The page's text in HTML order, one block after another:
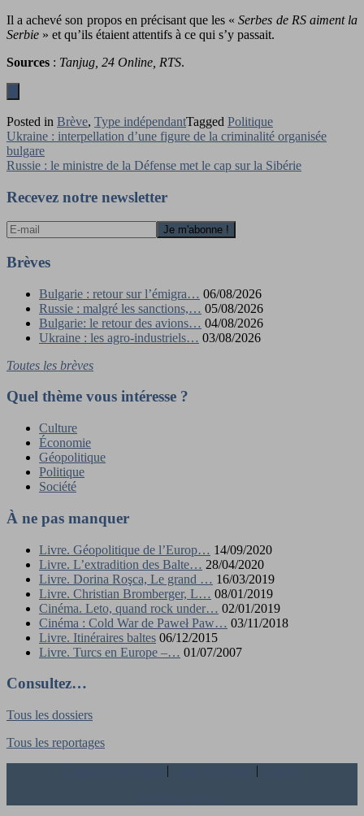
Il a achevé son propos en précisant que les «Serbes de RS aiment la
Serbie » et qu’ils étaient attentifs à ce qui s’y passait.
Sources : Tanjug, 24 Online , RTS.
Posted in Brève, Type indépendantTagged Politique
Navigation
de
Ukraine : interpellation d’une figure de la criminalité organisée
bulgare
Russie : le ministre de la Défense met le cap sur la Sibérie
Recevez notre newsletter
Brèves
Bulgarie : retour sur l’émigra… 06/08/2026
Russie : malgré les sanctions,… 05/08/2026
Bulgarie: le retour des avions… 04/08/2026
Ukraine : les agro-industriels… 03/08/2026
Toutes les brèves
Quel thème vous intéresse ?
Culture
Économie
Géopolitique
Politique
Société
À ne pas manquer
Livre. Géopolitique de l’Europ… 14/09/2020
Livre. L’extradition des Balte… 28/04/2020
Livre. Dorina Roşca, Le grand … 16/03/2019
Livre. Christian Bromberger, L… 08/01/2019
Cinéma. Leto, quand rock under… 02/01/2019
Cinéma : Cold War de Paweł Paw… 03/11/2018
Livre. Itinéraires baltes 06/12/2015
Livre. Turcs en Europe –… 01/07/2007
Consultez…
Tous les dossiers
Tous les reportages
| |